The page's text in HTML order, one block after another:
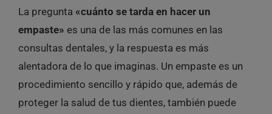
La pregunta «cuánto se tarda en hacer un
empaste» es una de las más comunes en las
consultas dentales, y la respuesta es más
alentadora de lo que imaginas. Un empaste es un
procedimiento sencillo y rápido que, además de
proteger la salud de tus dientes, también puede